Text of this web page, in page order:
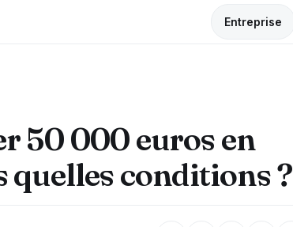
Entreprise
50 000 euros en
quelles conditions ?